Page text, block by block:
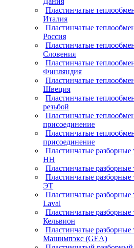
Пластинчатые
Италия
Пластинчатые
Россия
Пластинчатые
Словения
Пластинчатые
Финляндия
Пластинчатые
Швеция
Пластинчатые
резьбой
Пластинчатые
присоединение
Пластинчатые
присоединение
Пластинчатые
НН
Пластинчатые
Пластинчатые
ЭТ
Пластинчатые
Laval
Пластинчатые разборные
Кельвион
Пластинчатые разборные
Машимпэкс (GEA)